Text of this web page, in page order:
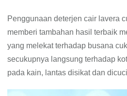
Penggunaan deterjen cair lavera
memberi tambahan hasil terbaik
yang melekat terhadap busana
secukupnya langsung terhadap
pada kain, lantas disikat dan